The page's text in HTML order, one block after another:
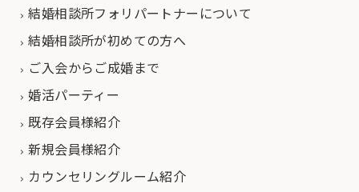
結婚相談所フォリパートナーについて
結婚相談所が初めての方へ
ご入会からご成婚まで
婚活パーティー
既存会員様紹介
新規会員様紹介
カウンセリングルーム紹介